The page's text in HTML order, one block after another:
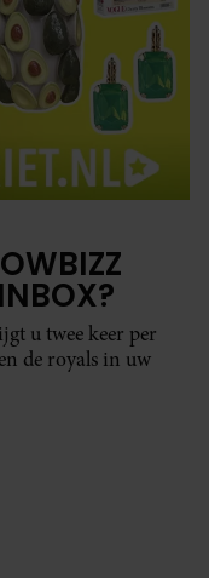
u twee keer per
de royals in uw